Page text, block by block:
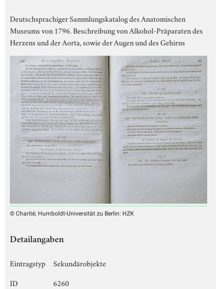
Deutschsprachiger Sammlungskatalog des Anatomischen
Museums von 1796. Beschreibung von Alkohol-Präparaten des
Herzens und der Aorta, sowie der Augen und des Gehirns
© Charité; Humboldt-Universität zu Berlin: HZK
Detailangaben
Eintragstyp
Sekundärobjekte
ID
6260